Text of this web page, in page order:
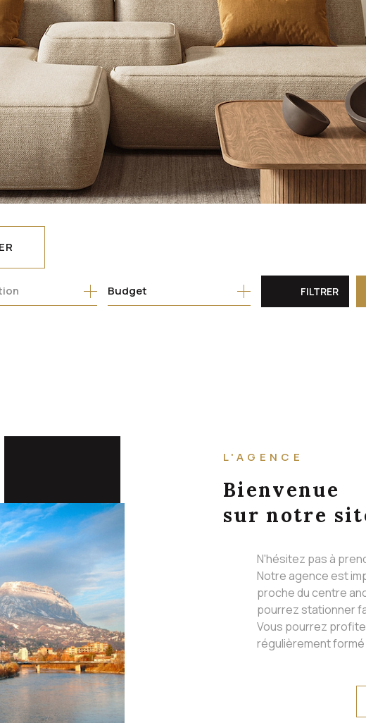
Budget FILTRER
L'AGENCE
Bienvenue
sur notre
N'hésitez pas à
Notre agence est
proche du centre
pourrez stationner
Vous pourrez
régulièrement formé